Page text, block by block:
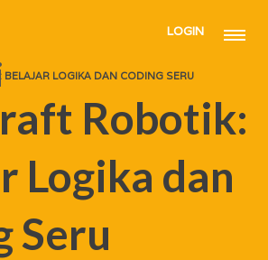
LOGIN
LOGIKA DAN CODING SERU
Robotik:
Logika dan
Seru